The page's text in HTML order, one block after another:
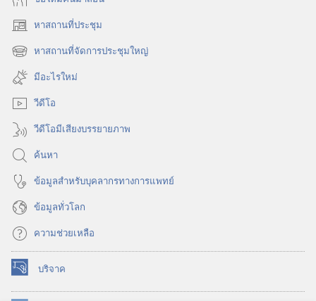
หาสถานที่ประชุม
(เปิด
หน้าต่าง
ใหม่)
หาสถานที่จัดการประชุมใหญ่
(เปิด
หน้าต่าง
ใหม่)
มีอะไรใหม่
วีดีโอ
วีดีโอมีเสียงบรรยายภาพ
ค้นหา
ข้อมูล​สำหรับ​บุคลากร​ทาง​การ​แพทย์
ข้อมูล​ทั่ว​โลก
ความช่วยเหลือ
บริจาค
(เปิด
หน้าต่าง